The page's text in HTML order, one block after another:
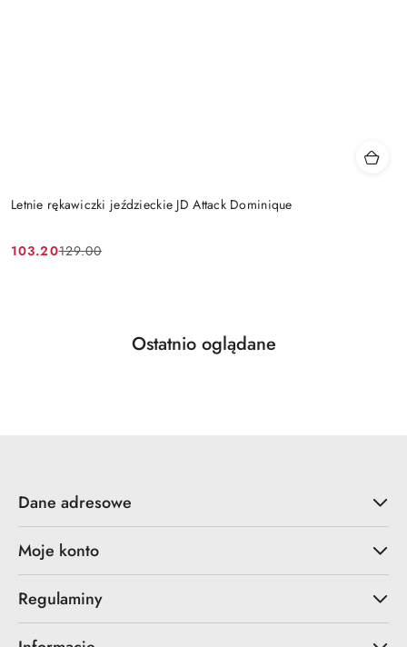
Letnie rękawiczki jeździeckie JD Attack Dominique
Cena
103.20
Cena
129.00
Pomiń karuzelę produktów
Produkty
Ostatnio oglądane
Dane adresowe
Moje konto
Regulaminy